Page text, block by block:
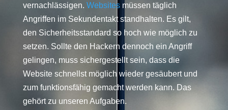
vernachlässigen. Websitesmüssen täglich
Angriffen im Sekundentakt standhalten. Es gilt,
den Sicherheitsstandard so hoch wie möglich zu
setzen. Sollte den Hackern dennoch ein Angriff
gelingen, muss sichergestellt sein, dass die
Website schnellst möglich wieder gesäubert und
zum funktionsfähig gemacht werden kann. Das
gehört zu unseren Aufgaben.